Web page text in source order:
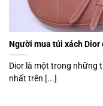
Người mua túi xách Dior
Dior là một trong những
nhất trên [...]